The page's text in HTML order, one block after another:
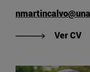
Ver CV